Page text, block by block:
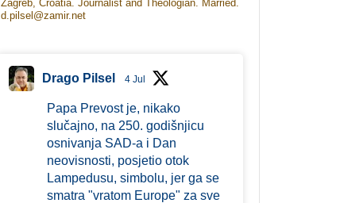
Zagreb, Croatia. Journalist and Theologian. Married.
d.pilsel@zamir.net
Drago Pilsel 4 Jul
Papa Prevost je, nikako
slučajno, na 250. godišnjicu
osnivanja SAD-a i Dan
neovisnosti, posjetio otok
Lampedusu, simbolu, jer ga se
smatra "vratom Europe" za sve